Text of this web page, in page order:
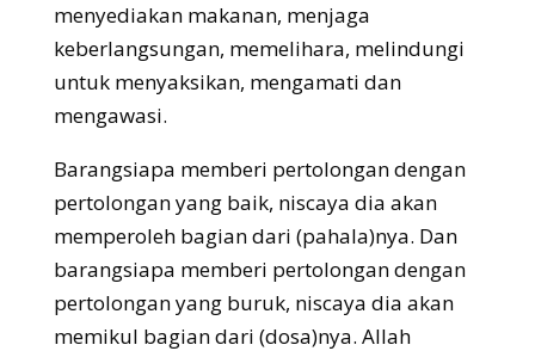
menyediakan makanan, menjaga
keberlangsungan, memelihara, melindungi
untuk menyaksikan, mengamati dan
mengawasi.
Barangsiapa memberi pertolongan dengan
pertolongan yang baik, niscaya dia akan
memperoleh bagian dari (pahala)nya. Dan
barangsiapa memberi pertolongan dengan
pertolongan yang buruk, niscaya dia akan
memikul bagian dari (dosa)nya. Allah